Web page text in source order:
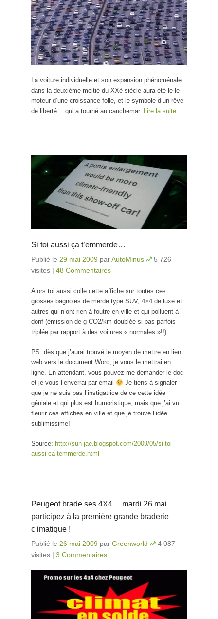
La voiture individuelle et son expansion phénoménale
dans la deuxième moitié du XXè siècle aura été le le
moteur d’une croissance folle, et le symbole d’un rêve
de liberté… qui a tourné au cauchemar.
Lire la suite…
Si toi aussi ça t’emmerde…
Publié le 29 mai 2009 parAutoMinus
5 726
visites | 48 Commentaires
Alors toi aussi colle cette affiche sur toutes ces
grosses bagnoles de merde type SUV, 4×4 de luxe et
autres qui n’ont rien à foutre en ville et qui polluent à
donf (émission de g CO2/km doublée si pas parfois
triplée par rapport à des voitures « normales »!!).
PS: dès que j’aurai trouvé le moyen de mettre en lien
web vers le document Word, je vous le mettrai en
ligne. En attendant, vous pouvez me demander le doc
et je vous l’enverrai par email
Je tiens à signaler
que je ne suis pas l’instigatrice de ce cette idée
géniale et qui plus est humoristique, mais que j’ai vu
fleurir ces affiches en ville et que je trouve l’idée
sublimissime!
Source: http://sun-jae.blogspot.com/2009/05/si-toi-
aussi-ca-temmerde.html
Peugeot brade ses 4X4… mardi 26 mai,
participez à la première grande braderie
climatique !
Publié le 26 mai 2009 par Greenworld
4 087
visites | 3 Commentaires